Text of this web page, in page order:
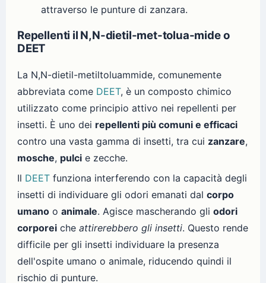
attraverso le punture di zanzara.
Repellenti il N,N-dietil-met-tolua-mide o
DEET
La N,N-dietil-metiltoluammide, comunemente
abbreviata come DEET, è un composto chimico
utilizzato come principio attivo nei repellenti per
insetti. È uno dei repellenti più comuni e efficaci
contro una vasta gamma di insetti, tra cui zanzare,
mosche, pulci e zecche.
Il DEET funziona interferendo con la capacità degli
insetti di individuare gli odori emanati dal corpo
umano o animale. Agisce mascherando gli odori
corporei che attirerebbero gli insetti. Questo rende
difficile per gli insetti individuare la presenza
dell'ospite umano o animale, riducendo quindi il
rischio di punture.